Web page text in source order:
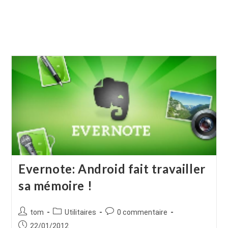
Evernote: Android fait travailler
sa mémoire !
Auteur/autrice
de
tom
Post
category:
Utilitaires
Commentaires
0 commentaire
Publication
22/01/2012